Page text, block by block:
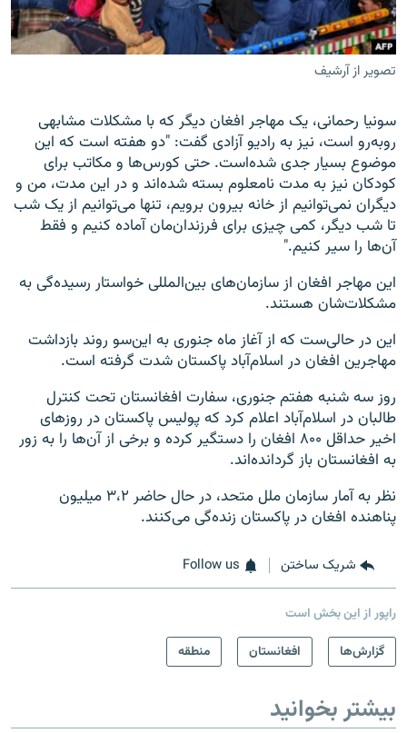
تصویر از آرشیف
سونیا رحمانی، یک مهاجر افغان دیگر که با مشکلات مشابهی
روبه‌رو است، نیز به رادیو آزادی گفت: "دو هفته است که این
موضوع بسیار جدی شده‌است. حتی کورس‌ها و مکاتب برای
کودکان نیز به مدت نامعلوم بسته شده‌اند و در این مدت، من و
دیگران نمی‌توانیم از خانه بیرون برویم، تنها می‌توانیم از یک شب
تا شب دیگر، کمی چیزی برای فرزندان‌مان آماده کنیم و فقط
آن‌ها را سیر کنیم."
این مهاجر افغان از سازمان‌های بین‌المللی خواستار رسیده‌گی به
مشکلات‌شان هستند.
این در حالی‌ست که از آغاز ماه جنوری به این‌سو روند بازداشت
مهاجرین افغان در اسلام‌آباد پاکستان شدت گرفته است.
روز سه شنبه هفتم جنوری، سفارت افغانستان تحت کنترل
طالبان در اسلام‌آباد اعلام کرد که پولیس پاکستان در روزهای
اخیر حداقل ۸۰۰ افغان را دستگیر کرده و برخی از آن‌ها را به زور
به افغانستان باز گردانده‌اند.
نظر به آمار سازمان ملل متحد، در حال حاضر ۳،۲ میلیون
پناهنده افغان در پاکستان زنده‌گی می‌کنند.
شریک ساختن Follow us
راپور از این بخش است
گزارش‌ها
افغانستان منطقه
بیشتر بخوانید